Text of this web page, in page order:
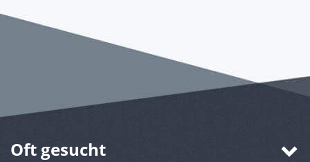
Oft gesucht